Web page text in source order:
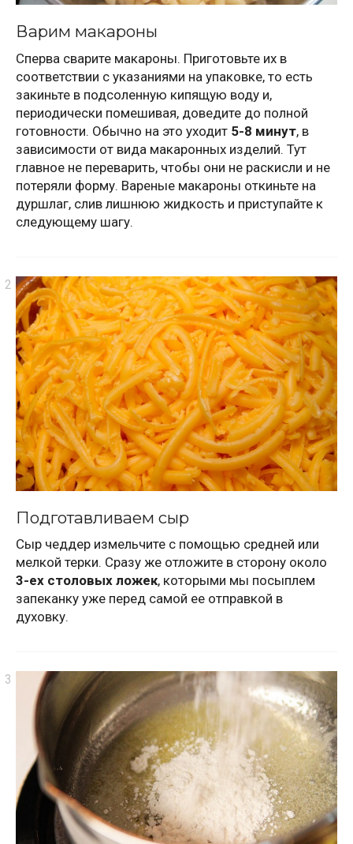
Варим макароны
Сперва сварите макароны. Приготовьте их в
соответствии с указаниями на упаковке, то есть
закиньте в подсоленную кипящую воду и,
периодически помешивая, доведите до полной
готовности. Обычно на это уходит 5-8 минут, в
зависимости от вида макаронных изделий. Тут
главное не переварить, чтобы они не раскисли и не
потеряли форму. Вареные макароны откиньте на
дуршлаг, слив лишнюю жидкость и приступайте к
следующему шагу.
Подготавливаем сыр
Сыр чеддер измельчите с помощью средней или
мелкой терки. Сразу же отложите в сторону около
3-ех столовых ложек, которыми мы посыплем
запеканку уже перед самой ее отправкой в
духовку.